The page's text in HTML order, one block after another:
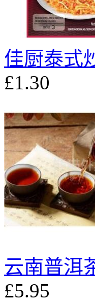
佳厨泰式
£1.30
云南普洱
£5.95